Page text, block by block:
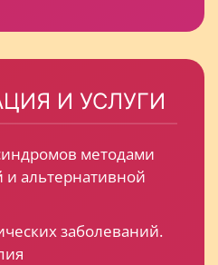
И УСЛУГИ
методами
альтернативной
заболеваний.